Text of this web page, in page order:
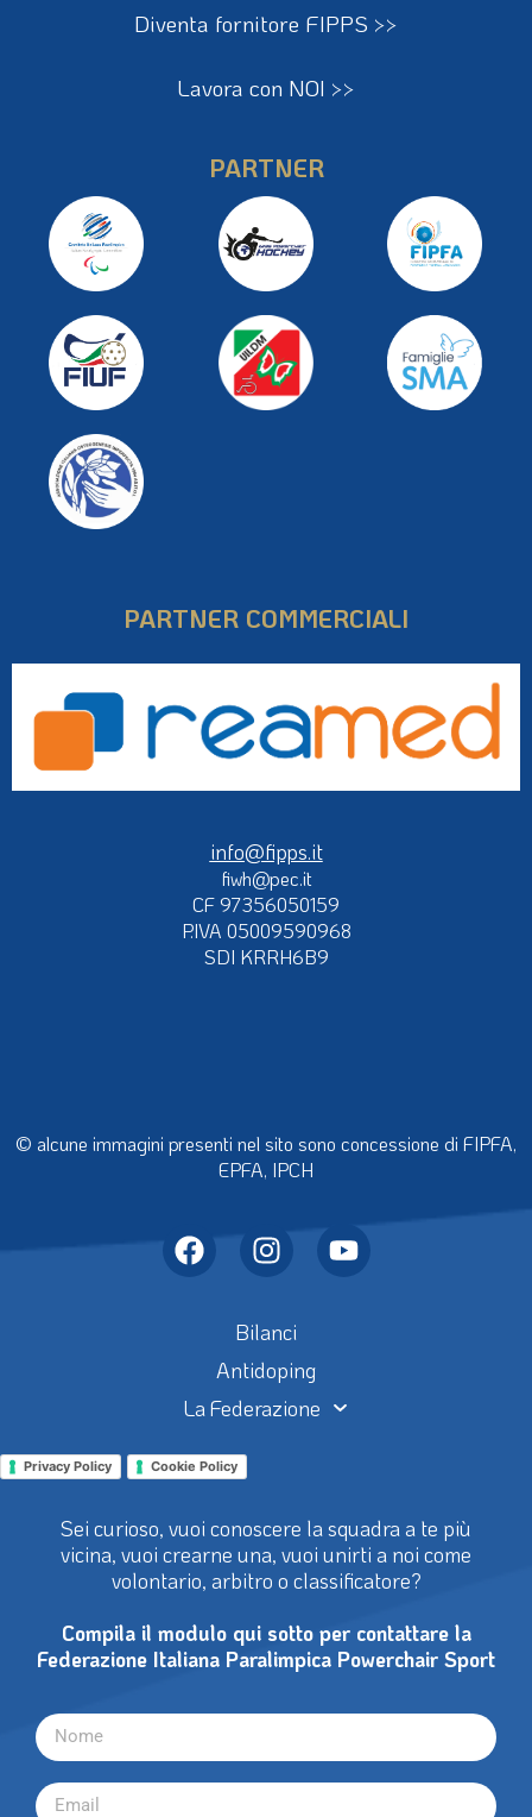
Diventa fornitore FIPPS >>
Lavora con NOI >>
PARTNER
PARTNER COMMERCIALI
info@fipps.it
fiwh@pec.it
CF 97356050159
P.IVA 05009590968
SDI KRRH6B9
© alcune immagini presenti nel sito sono concessione di FIPFA,
EPFA, IPCH
Bilanci
Antidoping
La Federazione
Privacy Policy Cookie Policy
Sei curioso, vuoi conoscere la squadra a te più
vicina, vuoi crearne una, vuoi unirti a noi come
volontario, arbitro o classificatore?
Compila il modulo qui sotto per contattare la
Federazione Italiana Paralimpica Powerchair Sport